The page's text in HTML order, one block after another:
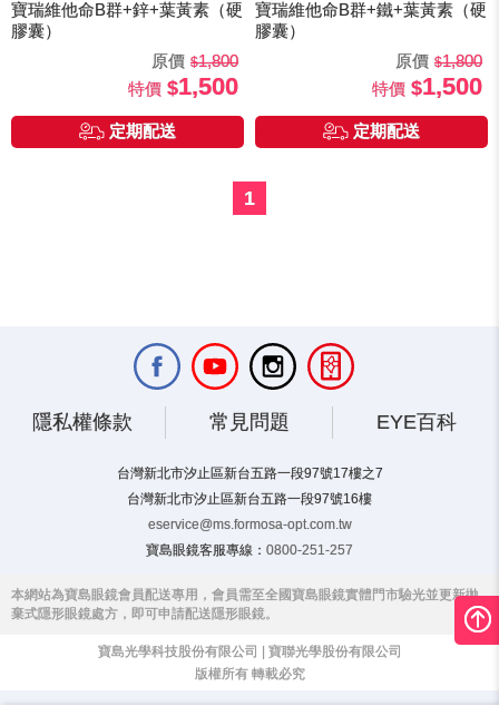
寶瑞維他命B群+鋅+葉黃素（硬
膠囊）
原價
1,800
特價
1,500
定期配送
寶瑞維他命B群+鐵+葉黃素（硬
膠囊）
原價
1,800
特價
1,500
定期配送
1
隱私權條款 常見問題 EYE百科
台灣新北市汐止區新台五路一段97號17樓之7
台灣新北市汐止區新台五路一段97號16樓
eservice@ms.formosa-opt.com.tw
寶島眼鏡客服專線： 0800-251-257